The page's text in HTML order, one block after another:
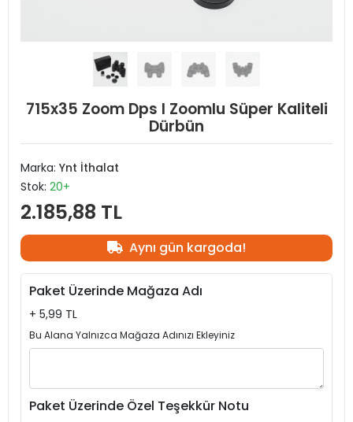
715x35 Zoom Dps I Zoomlu Süper Kaliteli
Dürbün
Marka: Ynt İthalat
Stok: 20+
2.185,88 TL
Aynı gün kargoda!
Paket Üzerinde Mağaza Adı
+ 5,99 TL
Bu Alana Yalnızca Mağaza Adınızı Ekleyiniz
Paket Üzerinde Özel Teşekkür Notu